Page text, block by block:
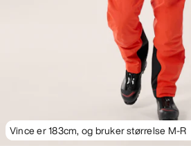
Vince er 183cm, og bruker størrelse M-R